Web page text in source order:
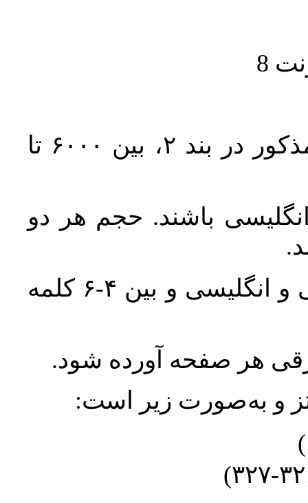
حجم کل مقاله با احتساب تمام بخش‌های مذکور در بند ۲، بین ۶۰۰۰ تا
باشند. حجم هر دو
واژگان کلیدی بلافاصله پس از چکیده فارسی و انگلیسی و بین ۴-۶ کلمه
هر صفحه آورده شود.
و به‌صورت زیر است: